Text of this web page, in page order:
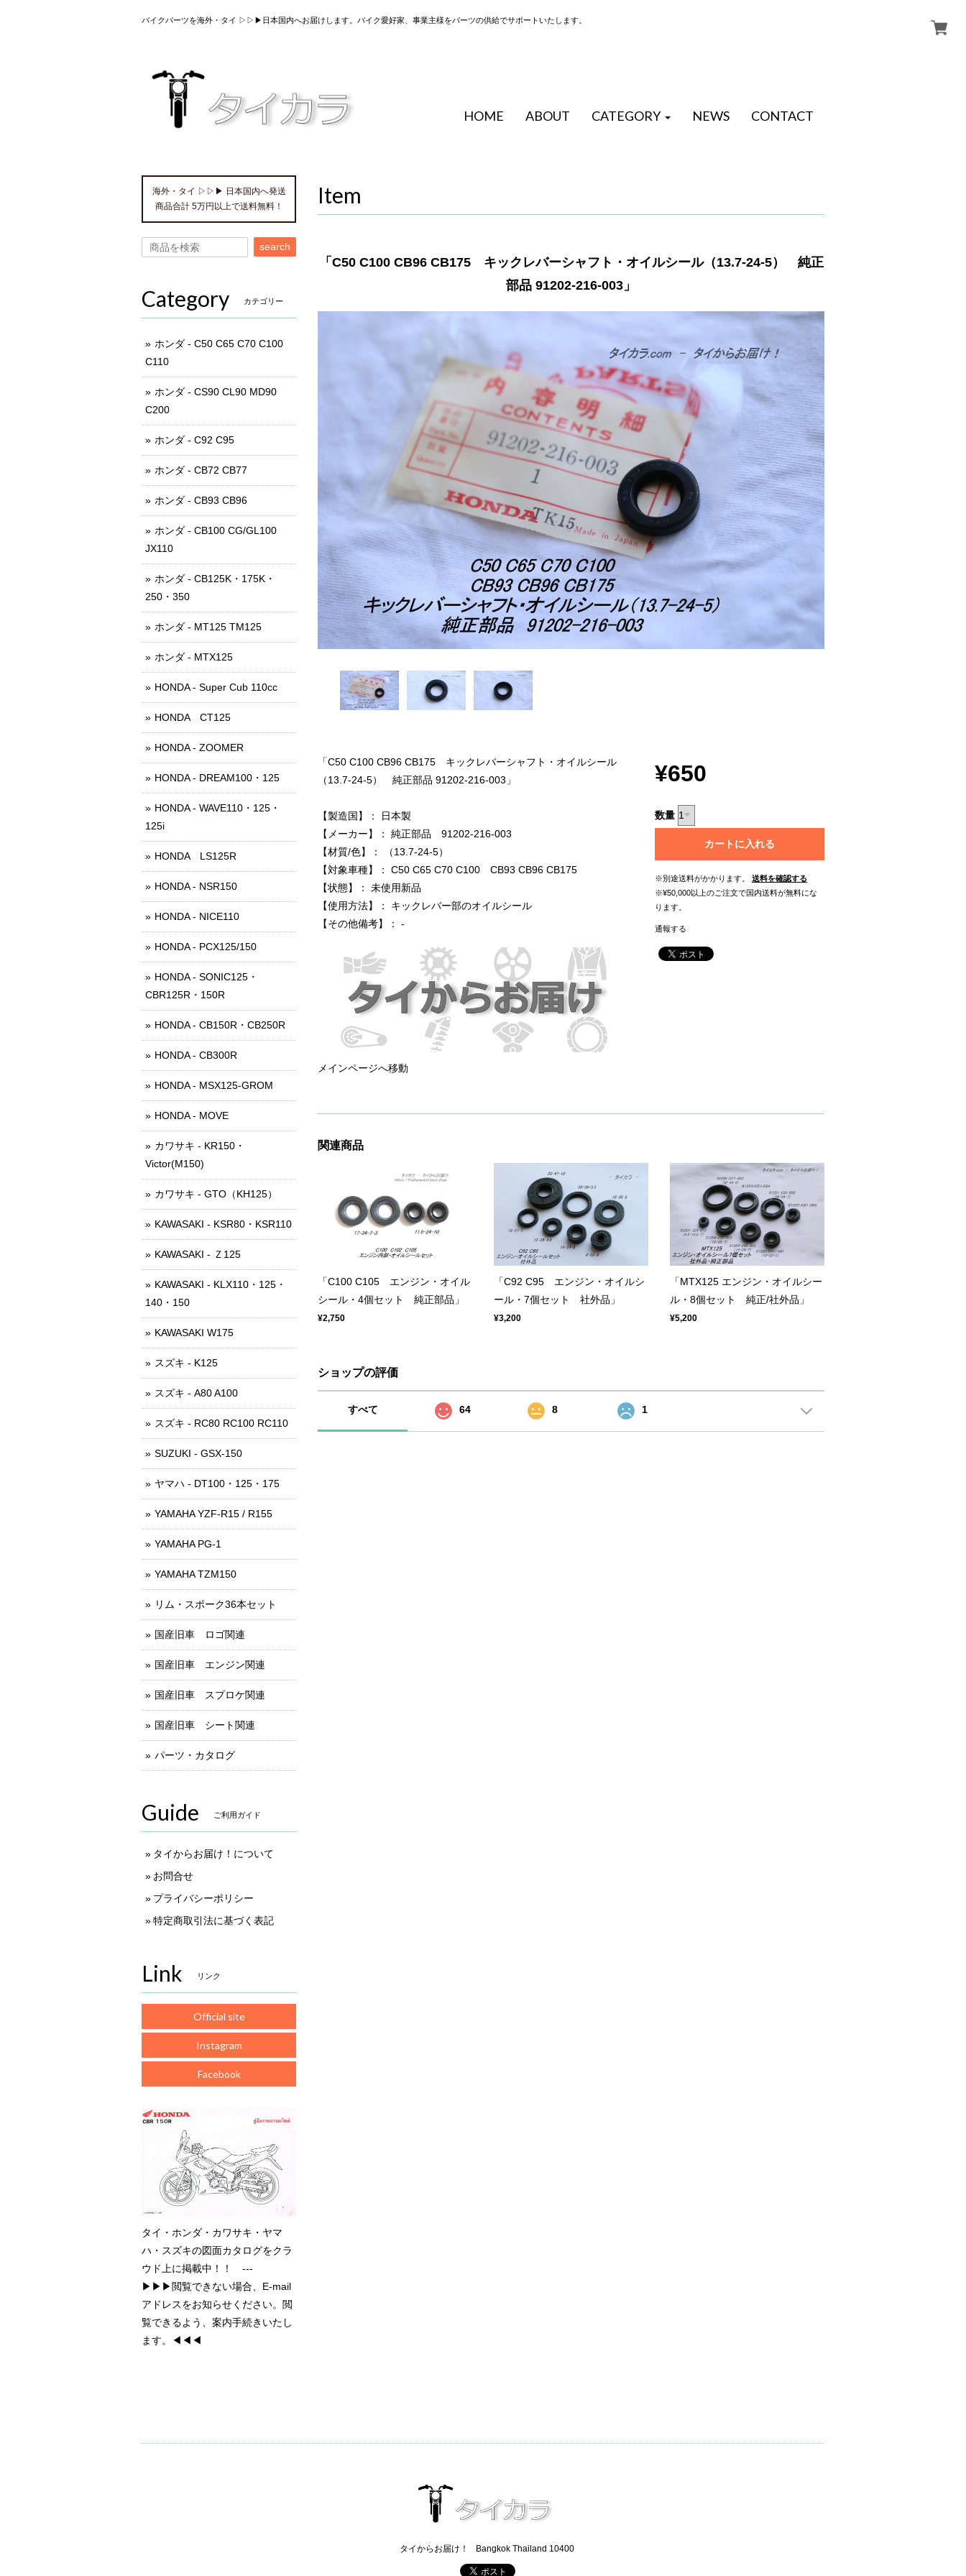
バイクパーツを海外・タイ ▷▷▶日本国内へお届けします。バイク愛好家、事業主様をパーツの供給でサポートいたします。
HOME ABOUT CATEGORY NEWS CONTACT
Item
「C50 C100 CB96 CB175 キックレバーシャフト・オイルシール（13.7-24-5） 純正
部品 91202-216-003」
「C50 C100 CB96 CB175 キックレバーシャフト・オイルシール
（13.7-24-5） 純正部品 91202-216-003」
【製造国】： 日本製
【メーカー】： 純正部品 91202-216-003
【材質/色】： （13.7-24-5）
【対象車種】： C50 C65 C70 C100 CB93 CB96 CB175
【状態】： 未使用新品
【使用方法】： キックレバー部のオイルシール
【その他備考】： -
メインページへ移動
¥650
数量
カートに入れる
※別途送料がかかります。
送料を確認する
※¥50,000以上のご注文で国内送料が無料にな
ります。
通報する
関連商品
「C100 C105 エンジン・オイル
シール・4個セット 純正部品」
¥2,750
「C92 C95 エンジン・オイルシ
ール・7個セット 社外品」
¥3,200
「MTX125 エンジン・オイルシー
ル・8個セット 純正/社外品」
¥5,200
ショップの評価
すべて 64 8 1
海外・タイ ▷▷▶ 日本国内へ発送
商品合計 5万円以上で送料無料！
search
Category カテゴリー
ホンダ - C50 C65 C70 C100
C110
ホンダ - CS90 CL90 MD90
C200
ホンダ - C92 C95
ホンダ - CB72 CB77
ホンダ - CB93 CB96
ホンダ - CB100 CG/GL100
JX110
ホンダ - CB125K・175K・
250・350
ホンダ - MT125 TM125
ホンダ - MTX125
HONDA - Super Cub 110cc
HONDA CT125
HONDA - ZOOMER
HONDA - DREAM100・125
HONDA - WAVE110・125・
125i
HONDA LS125R
HONDA - NSR150
HONDA - NICE110
HONDA - PCX125/150
HONDA - SONIC125・
CBR125R・150R
HONDA - CB150R・CB250R
HONDA - CB300R
HONDA - MSX125-GROM
HONDA - MOVE
カワサキ - KR150・
Victor(M150)
カワサキ - GTO（KH125）
KAWASAKI - KSR80・KSR110
KAWASAKI - Ｚ125
KAWASAKI - KLX110・125・
140・150
KAWASAKI W175
スズキ - K125
スズキ - A80 A100
スズキ - RC80 RC100 RC110
SUZUKI - GSX-150
ヤマハ - DT100・125・175
YAMAHA YZF-R15 / R155
YAMAHA PG-1
YAMAHA TZM150
リム・スポーク36本セット
国産旧車 ロゴ関連
国産旧車 エンジン関連
国産旧車 スプロケ関連
国産旧車 シート関連
パーツ・カタログ
Guide ご利用ガイド
タイからお届け！について
お問合せ
プライバシーポリシー
特定商取引法に基づく表記
Link リンク
Official site
Instagram
Facebook
タイ・ホンダ・カワサキ・ヤマ
ハ・スズキの図面カタログをクラ
ウド上に掲載中！！ ---
▶▶▶閲覧できない場合、E-mail
アドレスをお知らせください。閲
覧できるよう、案内手続きいたし
ます。◀◀◀
タイからお届け！ Bangkok Thailand 10400